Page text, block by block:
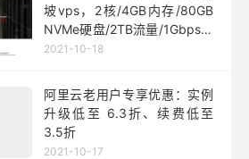
坡vps，2核/4GB内存/80GB
NVMe硬盘/2TB流量/1Gbps端
口，$5/月起
2021-10-18
阿里云老用户专享优惠：实例
升级低至 6.3折、续费低至
3.5折
2021-10-17